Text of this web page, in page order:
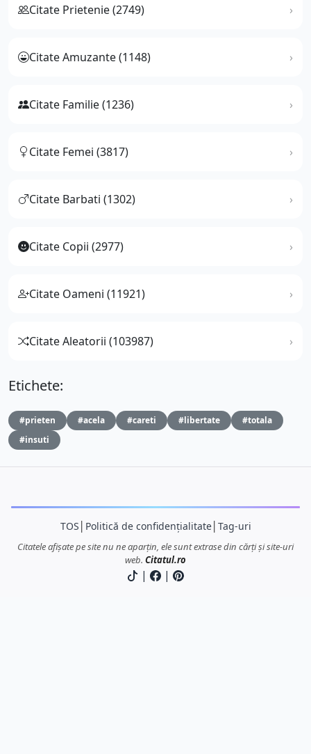
Citate Prietenie (2749)
Citate Amuzante (1148)
Citate Familie (1236)
Citate Femei (3817)
Citate Barbati (1302)
Citate Copii (2977)
Citate Oameni (11921)
Citate Aleatorii (103987)
Etichete:
#prieten #acela #careti #libertate
#totala
#insuti
TOS Politică de confidențialitate│ Tag-uri
Citatele afișate pe site nu ne aparțin, ele sunt extrase din cărți și site-uri
web. Citatul.ro
| |